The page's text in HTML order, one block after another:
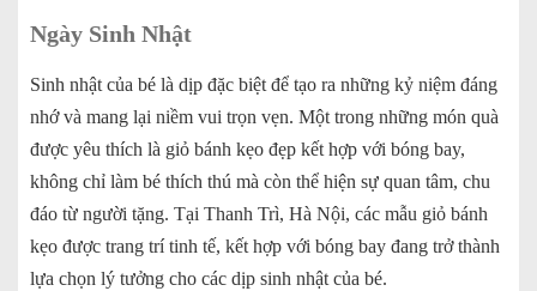
Ngày Sinh Nhật
Sinh nhật của bé là dịp đặc biệt để tạo ra những kỷ niệm đáng
nhớ và mang lại niềm vui trọn vẹn. Một trong những món quà
được yêu thích là giỏ bánh kẹo đẹp kết hợp với bóng bay,
không chỉ làm bé thích thú mà còn thể hiện sự quan tâm, chu
đáo từ người tặng. Tại Thanh Trì, Hà Nội, các mẫu giỏ bánh
kẹo được trang trí tinh tế, kết hợp với bóng bay đang trở thành
lựa chọn lý tưởng cho các dịp sinh nhật của bé.